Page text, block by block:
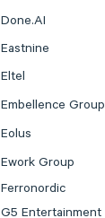
Done.AI
Eastnine
Eltel
Embellence Group
Eolus
Ework Group
Ferronordic
G5 Entertainment